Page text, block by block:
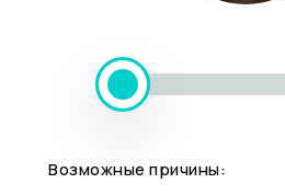
Возможные причины: